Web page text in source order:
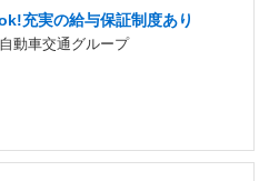
充実の給与保証制度あり
動車交通グループ